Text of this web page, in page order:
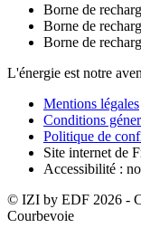
Borne de
Borne de
Borne de
L'énergie est notre
Mentions légales
Conditions
Politique de
Site internet de
Accessibilité :
© IZI by EDF 2026 -
Courbevoie